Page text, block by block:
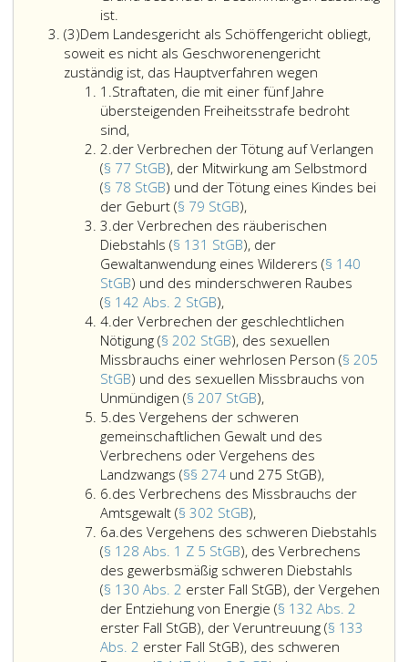
zu
mit
Strafe
bedrohten
Handlungen
der
Gutheißung
mit
bedrohter
Handlungen
(Paragraph
282,
sowie
des
Vergehens
der
Unterlassung
der
Verhinderung
einer
mit
Strafe
Handlung
(Paragraph
286,
StGB),
wenn
die
Tat
ist.
(3)Absatz
3,
Dem Landesgericht als Schöffengericht obliegt,
soweit es nicht als Geschworenengericht
zuständig ist, das Hauptverfahren wegen
1.Ziffer
eins
Straftaten, die mit einer fünf Jahre
übersteigenden Freiheitsstrafe bedroht
sind,
2.Ziffer
2
der Verbrechen der Tötung auf Verlangen
(§ 77 StGB), der Mitwirkung am Selbstmord
(§ 78 StGB) und der Tötung eines Kindes bei
der Geburt (§ 79 StGB),der
Verbrechen
der
Tötung
auf
(Paragraph
77,
StGB),
der
Mitwirkung
am
Selbstmord
(Paragraph
78,
StGB)
und
der
Tötung
eines
Kindes
bei
der
Geburt
3.Ziffer
3
der Verbrechen des räuberischen
Diebstahls (§ 131 StGB), der
Gewaltanwendung eines Wilderers (§ 140
StGB) und des minderschweren Raubes
(§ 142 Abs. 2 StGB),der
Verbrechen
des
räuberischen
Diebstahls
(Paragraph
131,
StGB),
der
Gewaltanwendung
eines
Wilderers
(Paragraph
140,
StGB)
und
des
minderschweren
Raubes
4.Ziffer
4
der Verbrechen der geschlechtlichen
Nötigung (§ 202 StGB), des sexuellen
Missbrauchs einer wehrlosen Person (§ 205
StGB) und des sexuellen Missbrauchs von
Unmündigen (§ 207 StGB),der
Verbrechen
der
geschlechtlichen
Nötigung
(Paragraph
StGB),
des
sexuellen
Missbrauchs
einer
wehrlosen
Person
5.Ziffer
5
des Vergehens der schweren
gemeinschaftlichen Gewalt und des
Verbrechens oder Vergehens des
Landzwangs (§§ 274 und 275 StGB),des
Vergehens
schweren
Gewalt
und
des
Verbrechens
oder
6.Ziffer
6
des Verbrechens des Missbrauchs der
Amtsgewalt (§ 302 StGB),des
Verbrechens
des
Missbrauchs
der
Amtsgewalt
(Paragraph
302,
6a.Ziffer
6
a
des Vergehens des schweren Diebstahls
(§ 128 Abs. 1 Z 5 StGB), des Verbrechens
des gewerbsmäßig schweren Diebstahls
(§ 130 Abs. 2 erster Fall StGB), der Vergehen
der Entziehung von Energie (§ 132 Abs. 2
erster Fall StGB), der Veruntreuung (§ 133
Abs. 2 erster Fall StGB), des schweren